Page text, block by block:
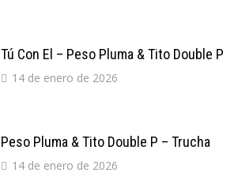
Tú Con El – Peso Pluma & Tito Double P
14 de enero de 2026
Peso Pluma & Tito Double P – Trucha
14 de enero de 2026